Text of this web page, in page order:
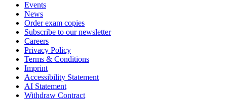
Events
News
Order exam copies
Subscribe to our newsletter
Careers
Privacy Policy
Terms & Conditions
Imprint
Accessibility Statement
AI Statement
Withdraw Contract